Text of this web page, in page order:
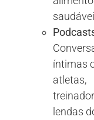
íntimas
atletas,
lendas